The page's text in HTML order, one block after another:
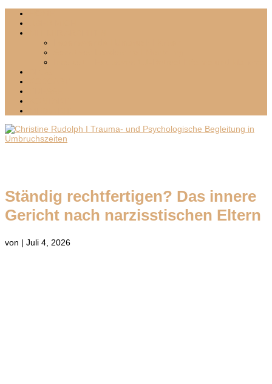
Ständig rechtfertigen? Das innere
Gericht nach narzisstischen Eltern
von | Juli 4, 2026